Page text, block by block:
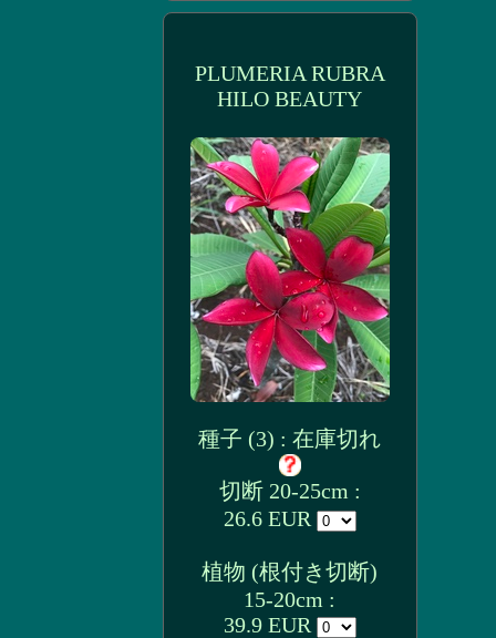
PLUMERIA RUBRA
HILO BEAUTY
種子 (3) : 在庫切れ
切断 20-25cm :
26.6 EUR
植物 (根付き切断)
15-20cm :
39.9 EUR